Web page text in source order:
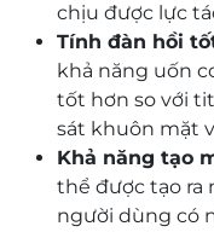
chịu được lực
Tính đàn hồi
khả năng uốn
tốt hơn so với
sát khuôn mặt
Khả năng tạo
thể được tạo ra
người dùng có